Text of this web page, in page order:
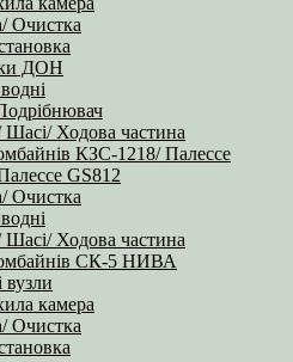
Очистка
ДОН
Шасі/ Ходова частина
КЗС-1218/ Палессе
GS812
Очистка
Шасі/ Ходова частина
СК-5 НИВА
вузли
камера
Очистка